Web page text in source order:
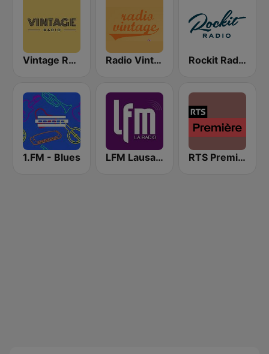
Vintage Radio Radio Vintage Rockit Radio
1.FM - Blues LFM Lausanne FM RTS Première